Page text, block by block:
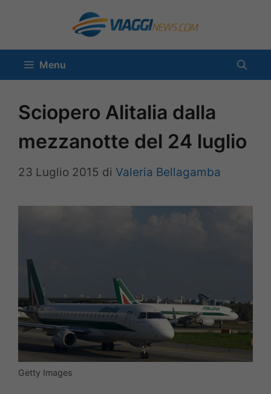
contenuto
Menu
Sciopero Alitalia dalla
mezzanotte del 24 luglio
23 Luglio 2015 di Valeria Bellagamba
Getty Images